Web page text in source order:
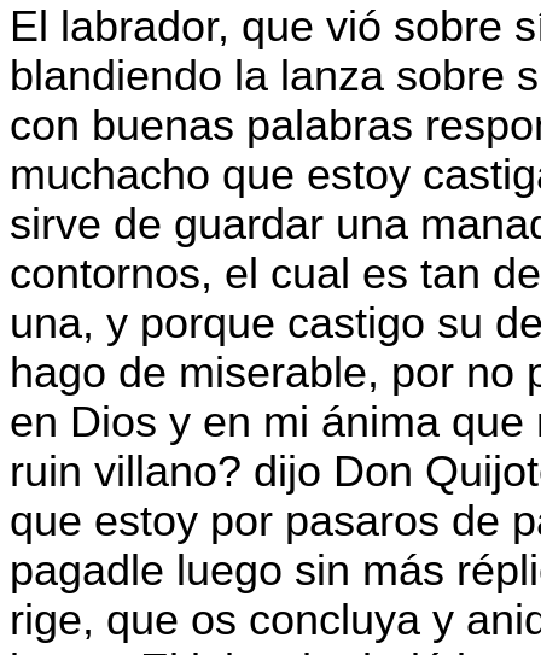
El labrador, que vió sobre
blandiendo la lanza sobre
con buenas palabras
muchacho que estoy
sirve de guardar una
contornos, el cual es tan
una, y porque castigo su
hago de miserable, por no
en Dios y en mi ánima
ruin villano? dijo Don
que estoy por pasaros de
pagadle luego sin más
rige, que os concluya y